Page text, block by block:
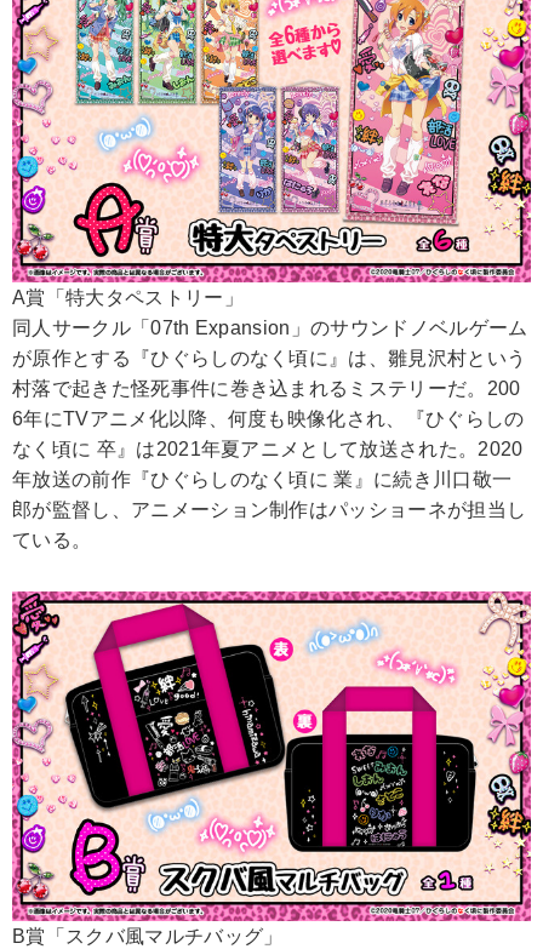
A賞「特大タペストリー」
同人サークル「07th Expansion」のサウンドノベルゲーム
が原作とする『ひぐらしのなく頃に』は、雛見沢村という
村落で起きた怪死事件に巻き込まれるミステリーだ。200
6年にTVアニメ化以降、何度も映像化され、『ひぐらしの
なく頃に 卒』は2021年夏アニメとして放送された。2020
年放送の前作『ひぐらしのなく頃に 業』に続き川口敬一
郎が監督し、アニメーション制作はパッショーネが担当し
ている。
B賞「スクバ風マルチバッグ」